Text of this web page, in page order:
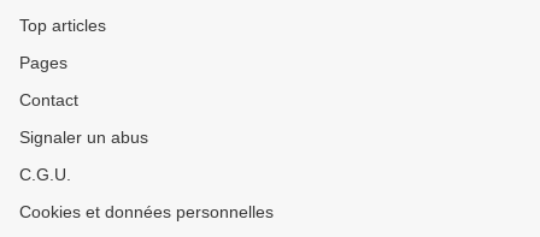
Top articles
Pages
Contact
Signaler un abus
C.G.U.
Cookies et données personnelles